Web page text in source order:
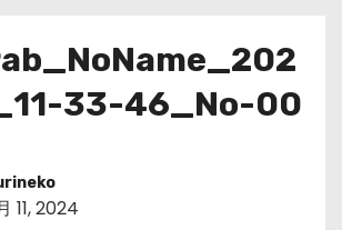
33-46_No-00
11, 2024